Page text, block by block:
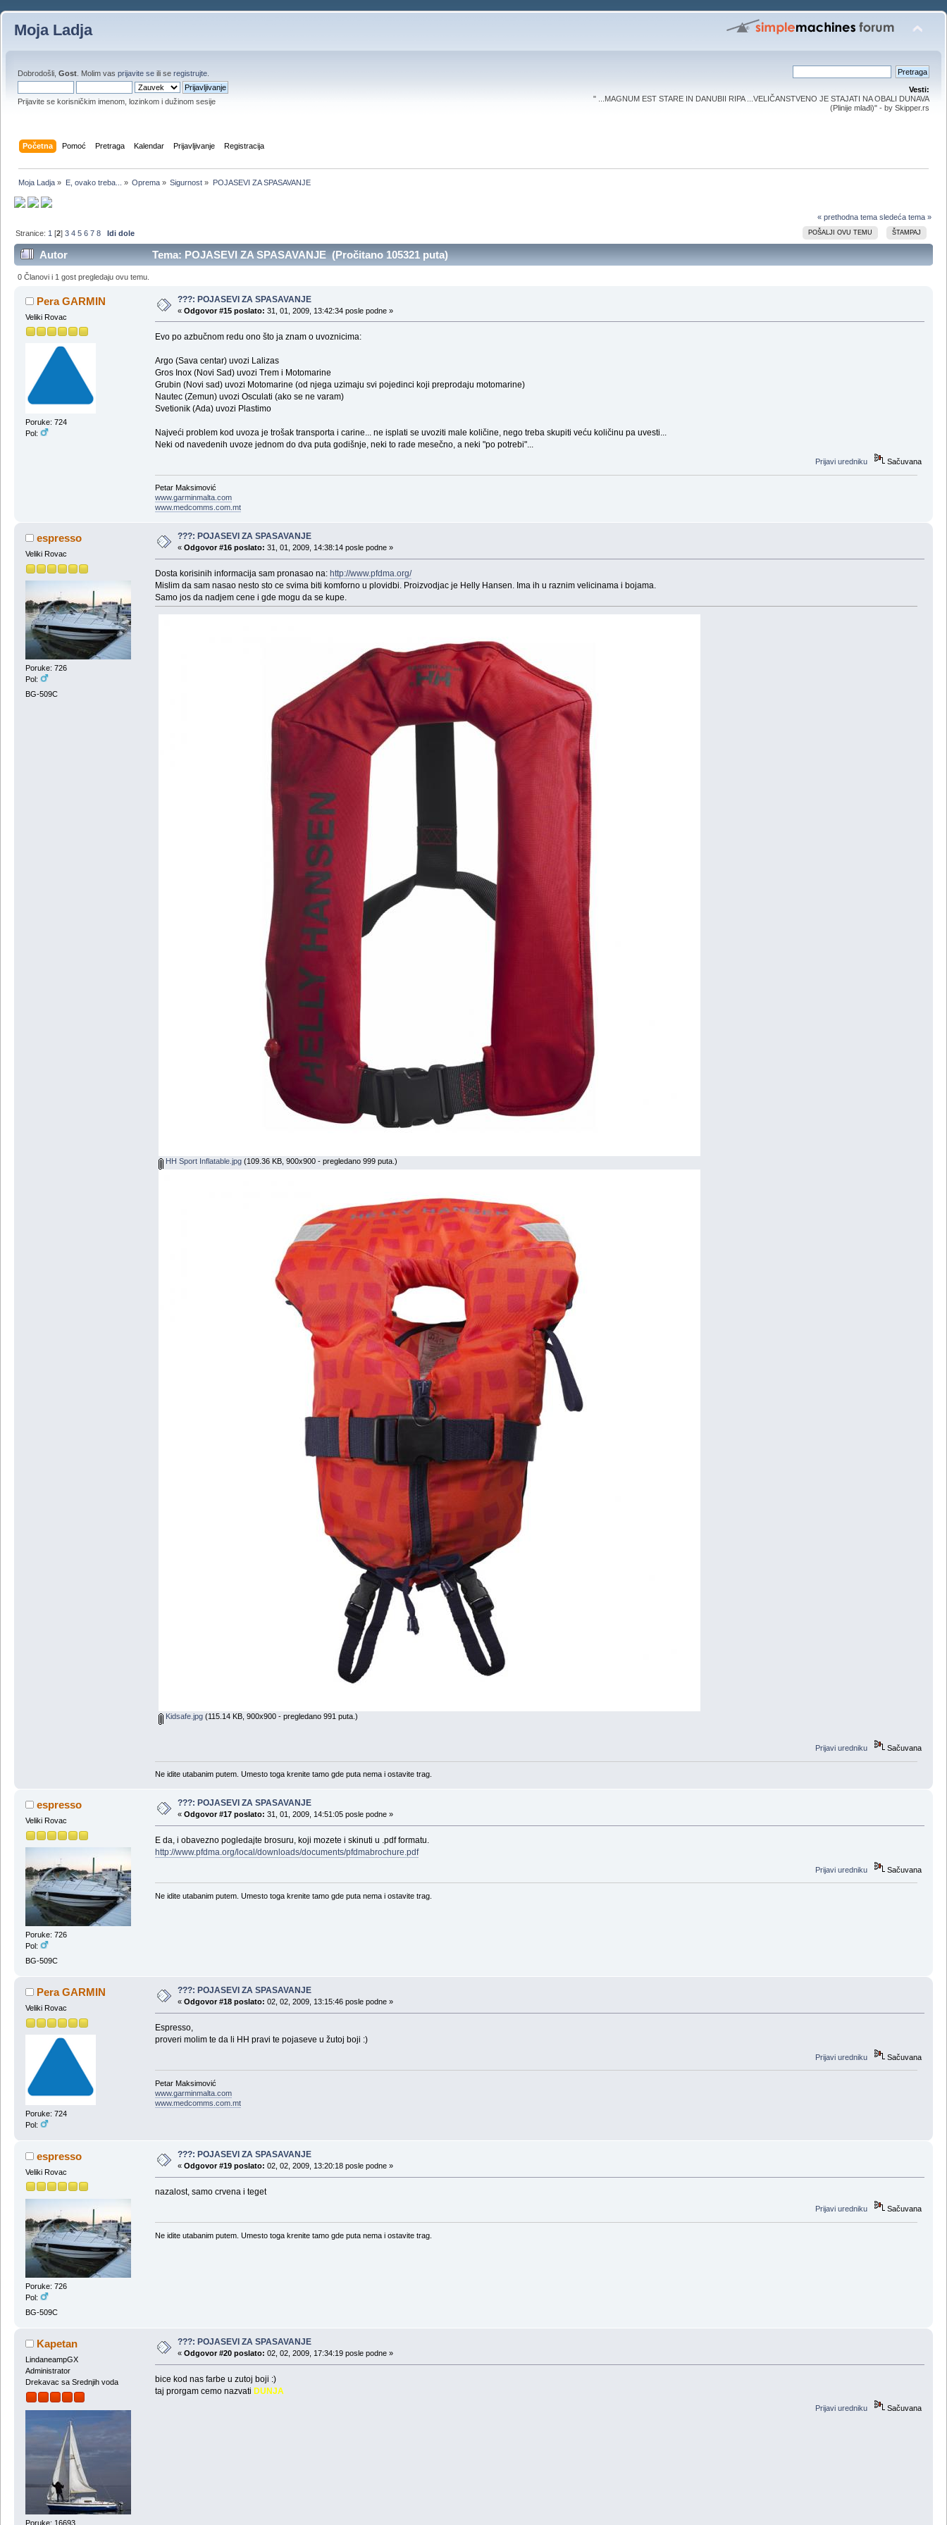
Moja Ladja
Dobrodošli, Gost . Molim vas prijavite se ili se registrujte
Prijavite se korisničkim imenom, lozinkom i dužinom sesije
Vesti:
" ...MAGNUM EST STARE IN DANUBII RIPA ...VELIČANSTVENO JE STAJATI NA OBALI DUNAVA
(Plinije mlađi)" - by Skipper.rs
Početna Pomoć Pretraga Kalendar Prijavljivanje Registracija
Moja Ladja » E, ovako treba... » Oprema» Sigurnost » POJASEVI ZA SPASAVANJE
« prethodna tema sledeća tema »
POŠALJI OVU TEMU ŠTAMPAJ
Stranice: 1 [2]3 4 5 6 7 8 Idi dole
Autor Tema: POJASEVI ZA SPASAVANJE (Pročitano 105321 puta)
0 Članovi i 1 gost pregledaju ovu temu.
Pera GARMIN
Veliki Rovac
Poruke: 724
Pol:
???: POJASEVI ZA SPASAVANJE
« Odgovor #15 poslato: 31, 01, 2009, 13:42:34 posle podne »
Evo po azbučnom redu ono što ja znam o uvoznicima:
Argo (Sava centar) uvozi Lalizas
Gros Inox (Novi Sad) uvozi Trem i Motomarine
Grubin (Novi sad) uvozi Motomarine (od njega uzimaju svi pojedinci koji preprodaju motomarine)
Nautec (Zemun) uvozi Osculati (ako se ne varam)
Svetionik (Ada) uvozi Plastimo
Najveći problem kod uvoza je trošak transporta i carine... ne isplati se uvoziti male količine, nego treba skupiti veću količinu pa uvesti...
Neki od navedenih uvoze jednom do dva puta godišnje, neki to rade mesečno, a neki "po potrebi"...
Prijavi uredniku Sačuvana
Petar Maksimović
www.garminmalta.com
www.medcomms.com.mt
espresso
Veliki Rovac
Poruke: 726
Pol:
BG-509C
???: POJASEVI ZA SPASAVANJE
« Odgovor #16 poslato: 31, 01, 2009, 14:38:14 posle podne »
Dosta korisinih informacija sam pronasao na: http://www.pfdma.org/
Mislim da sam nasao nesto sto ce svima biti komforno u plovidbi. Proizvodjac je Helly Hansen. Ima ih u raznim velicinama i bojama.
Samo jos da nadjem cene i gde mogu da se kupe.
HH Sport Inflatable.jpg(109.36 KB, 900x900 - pregledano 999 puta.)
Kidsafe.jpg(115.14 KB, 900x900 - pregledano 991 puta.)
Prijavi uredniku Sačuvana
Ne idite utabanim putem. Umesto toga krenite tamo gde puta nema i ostavite trag.
espresso
Veliki Rovac
Poruke: 726
Pol:
BG-509C
???: POJASEVI ZA SPASAVANJE
« Odgovor #17 poslato: 31, 01, 2009, 14:51:05 posle podne »
E da, i obavezno pogledajte brosuru, koji mozete i skinuti u .pdf formatu.
http://www.pfdma.org/local/downloads/documents/pfdmabrochure.pdf
Prijavi uredniku Sačuvana
Ne idite utabanim putem. Umesto toga krenite tamo gde puta nema i ostavite trag.
Pera GARMIN
Veliki Rovac
Poruke: 724
Pol:
???: POJASEVI ZA SPASAVANJE
« Odgovor #18 poslato: 02, 02, 2009, 13:15:46 posle podne »
Espresso,
proveri molim te da li HH pravi te pojaseve u žutoj boji :)
Prijavi uredniku Sačuvana
Petar Maksimović
www.garminmalta.com
www.medcomms.com.mt
espresso
Veliki Rovac
Poruke: 726
Pol:
BG-509C
???: POJASEVI ZA SPASAVANJE
« Odgovor #19 poslato: 02, 02, 2009, 13:20:18 posle podne »
nazalost, samo crvena i teget
Prijavi uredniku Sačuvana
Ne idite utabanim putem. Umesto toga krenite tamo gde puta nema i ostavite trag.
Kapetan
LindaneampGX
Administrator
Drekavac sa Srednjih voda
Poruke: 16693
???: POJASEVI ZA SPASAVANJE
« Odgovor #20 poslato: 02, 02, 2009, 17:34:19 posle podne »
bice kod nas farbe u zutoj boji :)
taj prorgam cemo nazvati DUNJA
Prijavi uredniku Sačuvana